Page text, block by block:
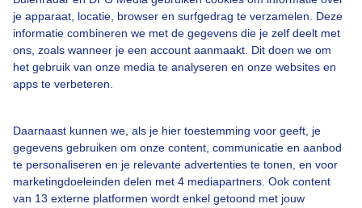
je apparaat, locatie, browser en surfgedrag te verzamelen. Deze
informatie combineren we met de gegevens die je zelf deelt met
ons, zoals wanneer je een account aanmaakt. Dit doen we om
het gebruik van onze media te analyseren en onze websites en
apps te verbeteren.
Daarnaast kunnen we, als je hier toestemming voor geeft, je
gegevens gebruiken om onze content, communicatie en aanbod
te personaliseren en je relevante advertenties te tonen, en voor
marketingdoeleinden delen met 4 mediapartners. Ook content
van 13 externe platformen wordt enkel getoond met jouw
Een moment geduld aub...
Over Buienradar